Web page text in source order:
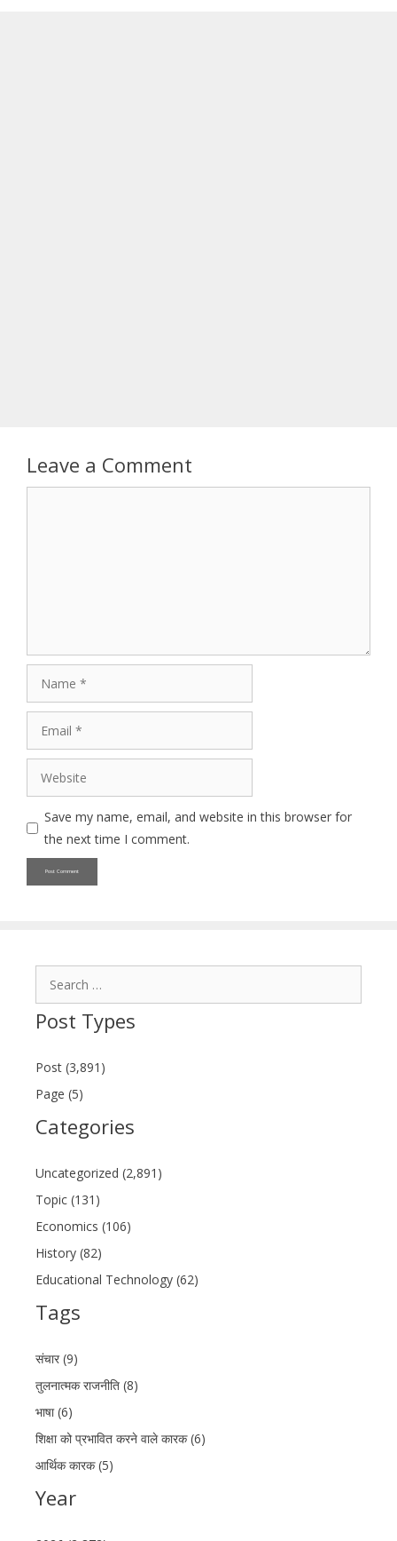
Leave a Comment
Website
Save my name, email, and website in this browser for
the next time I comment.
Post Types
Post (3,891)
Page (5)
Categories
Uncategorized (2,891)
Topic (131)
Economics (106)
History (82)
Educational Technology (62)
Tags
संचार (9)
तुलनात्मक राजनीति (8)
भाषा (6)
शिक्षा को प्रभावित करने वाले कारक (6)
आर्थिक कारक (5)
Year